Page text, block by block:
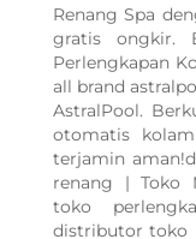
Renang Spa
gratis ongkir.
Perlengkapan
all brand
AstralPool.
otomatis
terjamin
renang | Toko
toko
distributor toko